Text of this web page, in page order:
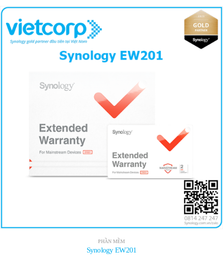
PHẦN MỀM
Synology EW201